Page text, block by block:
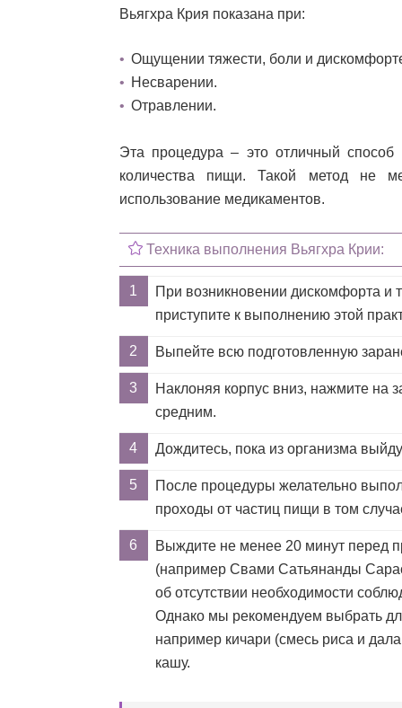
Вьягхра Крия показана при:
Ощущении тяжести, боли и
Несварении.
Отравлении.
Эта процедура – это отличный
количества пищи. Такой метод не
использование медикаментов.
Техника выполнения Вьягхра Крии:
При возникновении дискомфорта и
приступите к выполнению этой
Выпейте всю подготовленную
Наклоняя корпус вниз, нажмите на
средним.
Дождитесь, пока из организма
После процедуры желательно
проходы от частиц пищи в том
Выждите не менее 20 минут перед
(например Свами Сатьянанды
об отсутствии необходимости
Однако мы рекомендуем выбрать
например кичари (смесь риса и
кашу.